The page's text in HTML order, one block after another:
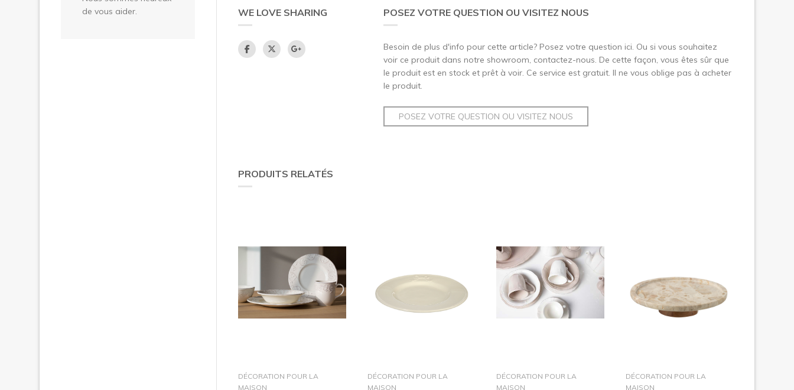
de vous aider.
WE LOVE SHARING POSEZ VOTRE QUESTION OU VISITEZ NOUS
Besoin de plus d'info pour cette article? Posez votre question ici. Ou si vous souhaitez
voir ce produit dans notre showroom, contactez-nous. De cette façon, vous êtes sûr que
le produit est en stock et prêt à voir. Ce service est gratuit. Il ne vous oblige pas à acheter
le produit.
POSEZ VOTRE QUESTION OU VISITEZ NOUS
PRODUITS RELATÉS
dans le panier
DÉCORATION POUR LA
MAISON
dans le panier
DÉCORATION POUR LA
MAISON
dans le panier
DÉCORATION POUR LA
MAISON
dans le panier
DÉCORATION POUR LA
MAISON